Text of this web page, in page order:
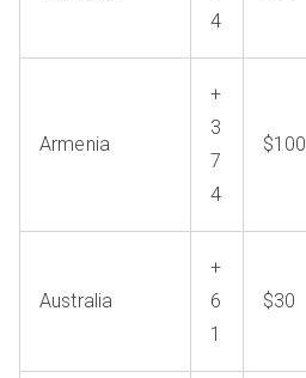
4
Armenia
+
3
7
4
$100
Australia
+
6
1
$30